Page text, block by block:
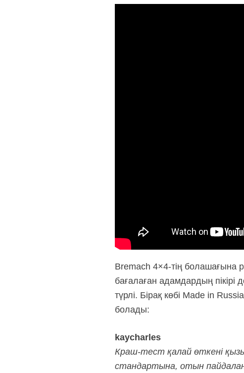
Bremach 4×4-тің болашағына
бағалаған адамдардың пікірі
түрлі. Бірақ көбі Made in
болады:
kaycharles
Краш-тест қалай өткені
стандартына, отын